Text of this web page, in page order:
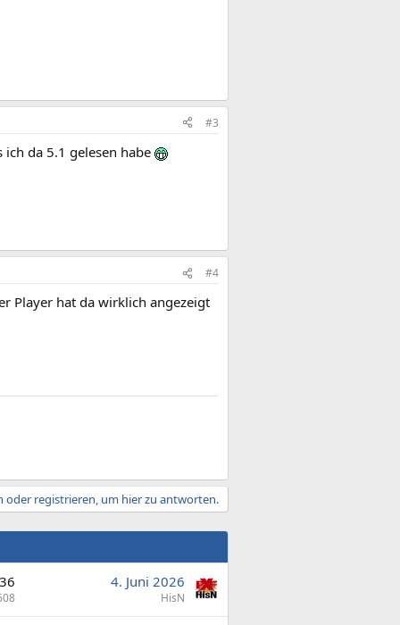
#3
ich da 5.1 gelesen habe
#4
Player hat da wirklich angezeigt
oder registrieren, um hier zu antworten.
36 4. Juni 2026
HisN